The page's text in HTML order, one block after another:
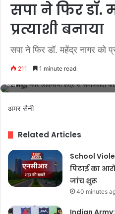
सपा ने फिर डॉ.
प्रत्याशी बनाया
सपा ने फिर डॉ. महेंद्र नागर को
211 1 minute read
किया
अमर सैनी
Related Articles
School
पिटाई का
जांच शुरू
40 minutes
Indian